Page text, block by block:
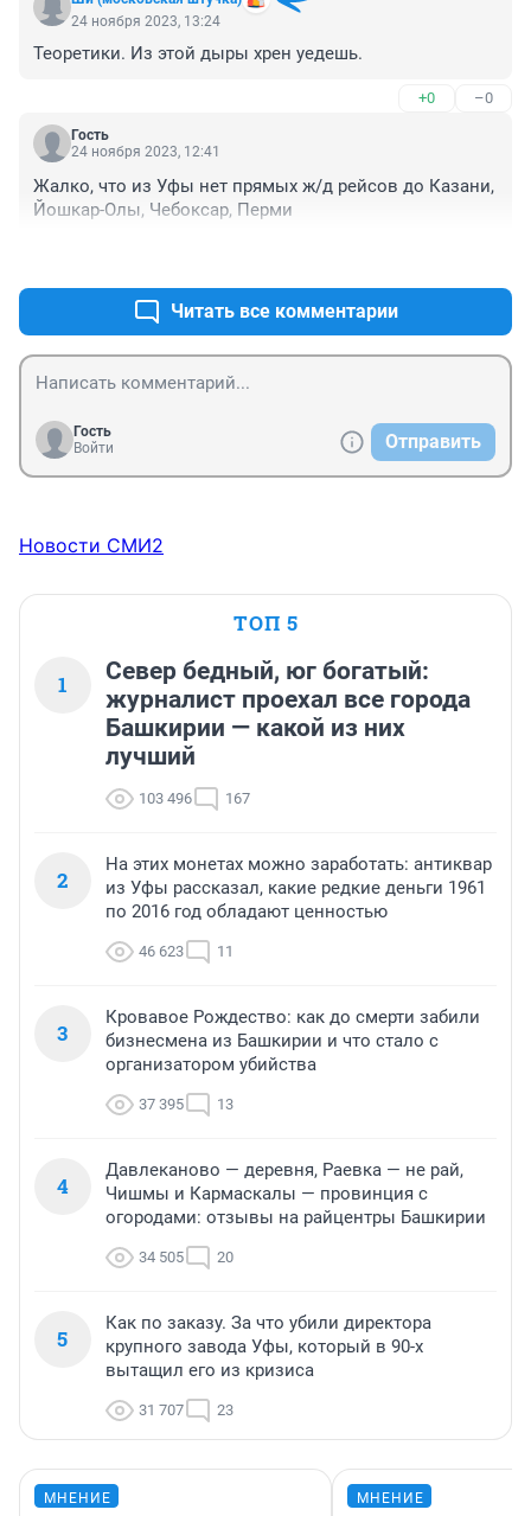
24 ноября 2023, 13:24
Теоретики. Из этой дыры хрен уедешь.
+0 –0
Гость
24 ноября 2023, 12:41
Жалко, что из Уфы нет прямых ж/д рейсов до Казани,
Йошкар-Олы, Чебоксар, Перми
Читать все комментарии
Гость
Войти
Отправить
Новости СМИ2
ТОП 5
1
Север бедный, юг богатый:
журналист проехал все города
Башкирии — какой из них
лучший
103 496 167
2
На этих монетах можно заработать: антиквар
из Уфы рассказал, какие редкие деньги 1961
по 2016 год обладают ценностью
46 623 11
3
Кровавое Рождество: как до смерти забили
бизнесмена из Башкирии и что стало с
организатором убийства
37 395 13
4
Давлеканово — деревня, Раевка — не рай,
Чишмы и Кармаскалы — провинция с
огородами: отзывы на райцентры Башкирии
34 505 20
5
Как по заказу. За что убили директора
крупного завода Уфы, который в 90-х
вытащил его из кризиса
31 707 23
МНЕНИЕ МНЕНИЕ